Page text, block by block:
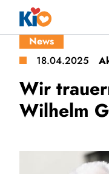
News
18.04.2025
Wir
Wilhelm